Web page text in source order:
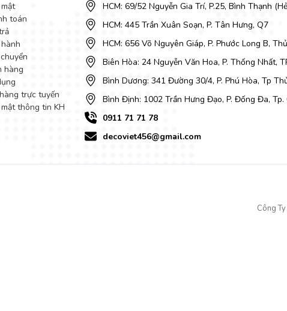
nhất của khách hàng sau khi sử dụng. Bộ bàn ăn với chân inox, mặt đá
toán
hàng
trực tuyến
thông tin KH
HCM: 69/52 Nguyễn Gia Trí, P.25, Bình Thạnh
HCM: 445 Trần Xuân Soạn, P. Tân Hưng, Q7
HCM: 656 Võ Nguyên Giáp, P. Phước Long B,
Biên Hòa: 24 Nguyễn Văn Hoa, P. Thống Nhất,
Bình Dương: 341 Đường 30/4, P. Phú Hòa, Tp
Bình Định: 1002 Trần Hưng Đạo, P. Đống Đa, Tp.
0911 71 71 78
decoviet456@gmail.com
Công